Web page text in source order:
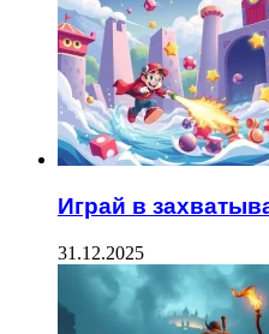
Играй в
31.12.2025